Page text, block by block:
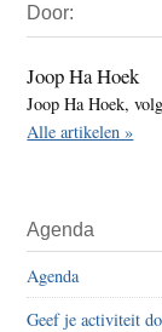
Sidebar
Door:
Joop Ha Hoek
Joop Ha Hoek,
Alle artikelen »
Agenda
Agenda
Geef je activiteit